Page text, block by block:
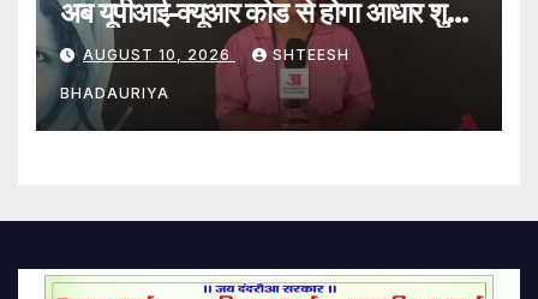
अब यूपीआई-क्यूआर कोड से होगा आधार शुल्क
का भुगतान
AUGUST 10, 2026 SHTEESH
BHADAURIYA